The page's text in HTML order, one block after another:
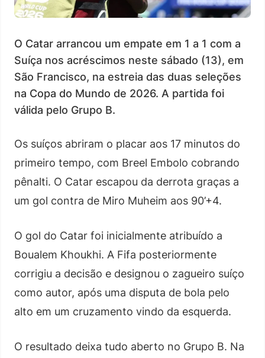
O Catar arrancou um empate em 1 a 1 com a
Suíça nos acréscimos neste sábado (13), em
São Francisco, na estreia das duas seleções
na Copa do Mundo de 2026. A partida foi
válida pelo Grupo B.
Os suíços abriram o placar aos 17 minutos do
primeiro tempo, com Breel Embolo cobrando
pênalti. O Catar escapou da derrota graças a
um gol contra de Miro Muheim aos 90’+4.
O gol do Catar foi inicialmente atribuído a
Boualem Khoukhi. A Fifa posteriormente
corrigiu a decisão e designou o zagueiro suíço
como autor, após uma disputa de bola pelo
alto em um cruzamento vindo da esquerda.
O resultado deixa tudo aberto no Grupo B. Na